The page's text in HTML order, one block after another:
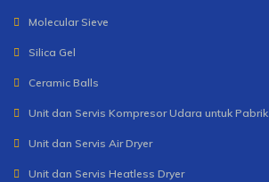
Molecular Sieve
Silica Gel
Ceramic Balls
Unit dan Servis Kompresor Udara untuk Pabrik
Unit dan Servis Air Dryer
Unit dan Servis Heatless Dryer